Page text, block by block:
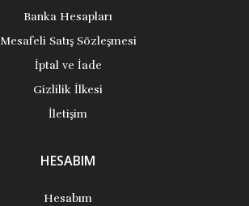
Banka Hesapları
Mesafeli Satış Sözleşmesi
İptal ve İade
Gizlilik İlkesi
İletişim
HESABIM
Hesabım